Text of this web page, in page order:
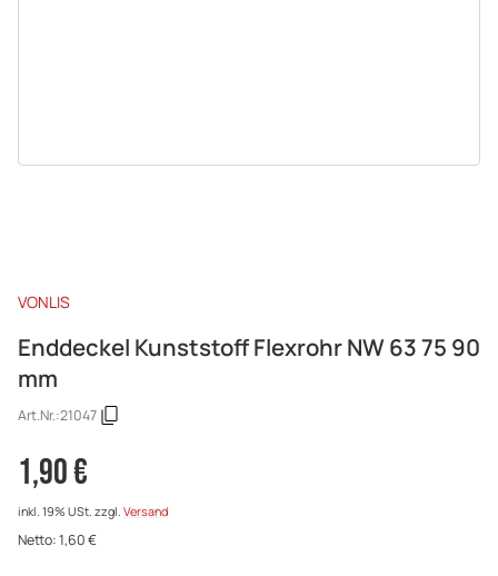
VONLIS
Enddeckel Kunststoff Flexrohr NW 63 75 90
mm
Art.Nr.:21047
1,90 €
inkl. 19% USt. zzgl. Versand
Netto:1,60€